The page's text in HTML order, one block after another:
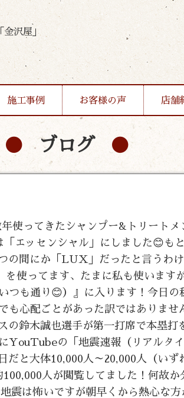
沢屋」
施工事例 お客様の声 店舗
ブログ
使ってきたシャンプー&トリートメ
エッセンシャル」にしました😊も
の間にか「LUX」だったと言うわ
使ってます、たまに私も使います
つも通り😊）』に入ります！今日の
も心配ごとがあった訳ではありませ
の鈴木誠也選手が第一打席で本塁打
YouTubeの「地震速報（リアルタ
と大体10,000人～20,000人（いず
人が閲覧してました！何故か
震は怖いですが朝早くから熱心な方